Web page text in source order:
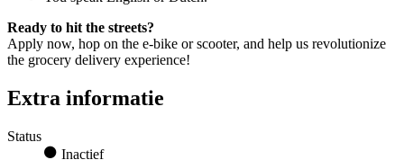
Ready to hit the streets?
Apply now, hop on the e-bike or scooter, and help us revolutionize
the grocery delivery experience!
Extra informatie
Status
Inactief